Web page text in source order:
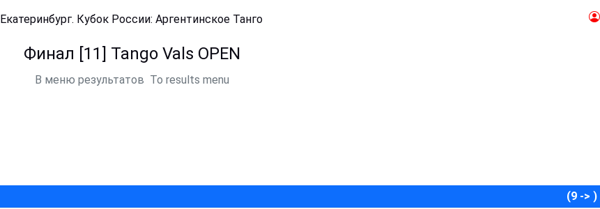
Екатеринбург. Кубок России: Аргентинское Танго
Финал [11] Tango Vals OPEN
В меню результатов To results menu
(9 -> )